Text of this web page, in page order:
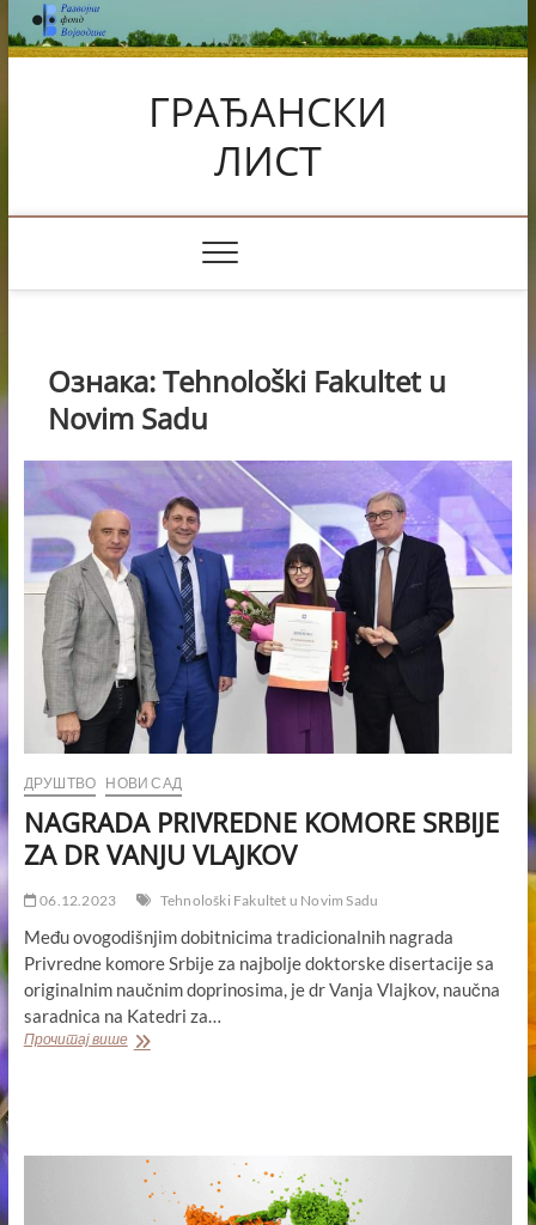
Skip
to
content
ГРАЂАНСКИ
ЛИСТ
Ознака:Tehnološki Fakultet u
Novim Sadu
ДРУШТВО НОВИ САД
NAGRADA PRIVREDNE KOMORE SRBIJE
ZA DR VANJU VLAJKOV
06.12.2023 Tehnološki Fakultet u Novim Sadu
Među ovogodišnjim dobitnicima tradicionalnih nagrada
Privredne komore Srbije za najbolje doktorske disertacije sa
originalnim naučnim doprinosima, je dr Vanja Vlajkov, naučna
saradnica na Katedri za…
Прочитај вишеNAGRADA
VANJU
VLAJKOV